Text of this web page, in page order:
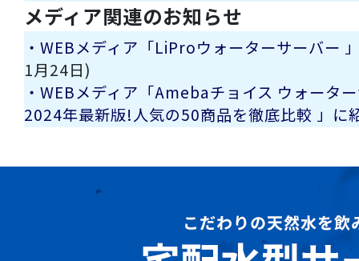
メディア関連のお知らせ
・WEBメディア「LiProウォーターサーバー
1月24日)
・WEBメディア「Amebaチョイス ウォータ
2024年最新版!人気の50商品を徹底比較 」に
・WEBメディア「WATER MAGAZINE」に紹